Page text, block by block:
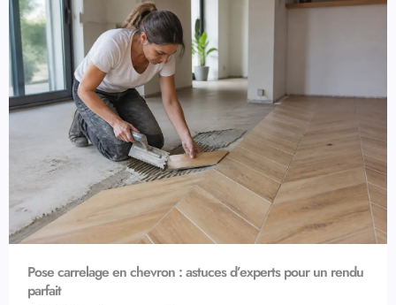
Pose carrelage en chevron : astuces d’experts pour un rendu
parfait